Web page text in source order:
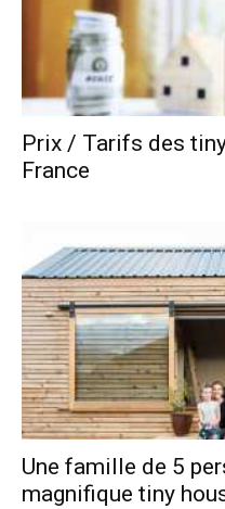
Prix / Tarifs des
France
Une famille de 5
magnifique tiny